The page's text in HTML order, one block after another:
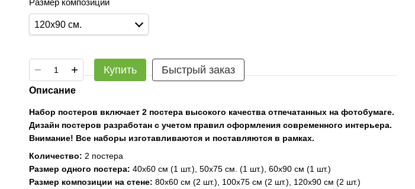
Размер композиции
120х90 см.
Купить Быстрый заказ
Описание
Набор постеров включает 2 постера высокого качества отпечатанных на фотобумаге.
Дизайн постеров разработан с учетом правил оформления современного интерьера.
Внимание! Все наборы изготавливаются и поставляются в рамках.
Количество: 2 постера
Размер одного постера: 40х60 см (1 шт.), 50х75 см. (1 шт.), 60х90 см (1 шт.)
Размер композиции на стене: 80х60 см (2 шт.), 100х75 см (2 шт.), 120х90 см (2 шт.)